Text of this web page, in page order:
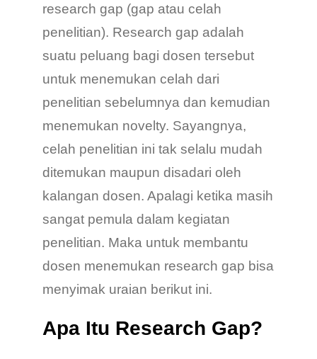
research gap (gap atau celah
penelitian). Research gap adalah
suatu peluang bagi dosen tersebut
untuk menemukan celah dari
penelitian sebelumnya dan kemudian
menemukan novelty. Sayangnya,
celah penelitian ini tak selalu mudah
ditemukan maupun disadari oleh
kalangan dosen. Apalagi ketika masih
sangat pemula dalam kegiatan
penelitian. Maka untuk membantu
dosen menemukan research gap bisa
menyimak uraian berikut ini.
Apa Itu Research Gap?